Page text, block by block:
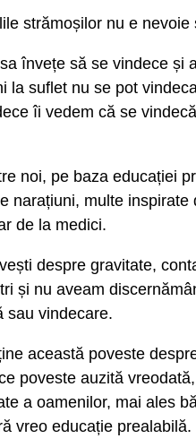
strămoșilor nu e
învețe să se vindece și
la suflet nu se pot
îi vedem că se
noi, pe baza educației
narațiuni, multe
de la medici.
despre gravitate,
și nu aveam
sau vindecare.
această poveste
poveste auzită
a oamenilor, mai ales
vreo educație prealabilă.